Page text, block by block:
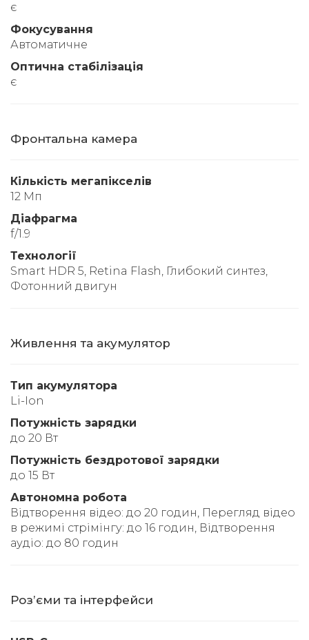
є
Фокусування
Автоматичне
Оптична стабілізація
є
Фронтальна камера
Кількість мегапікселів
12 Мп
Діафрагма
f/1.9
Технології
Smart HDR 5, Retina Flash, Глибокий синтез,
Фотонний двигун
Живлення та акумулятор
Тип акумулятора
Li-Ion
Потужність зарядки
до 20 Вт
Потужність бездротової зарядки
до 15 Вт
Автономна робота
Відтворення відео: до 20 годин, Перегляд відео
в режимі стрімінгу: до 16 годин, Відтворення
аудіо: до 80 годин
Розʼєми та інтерфейси